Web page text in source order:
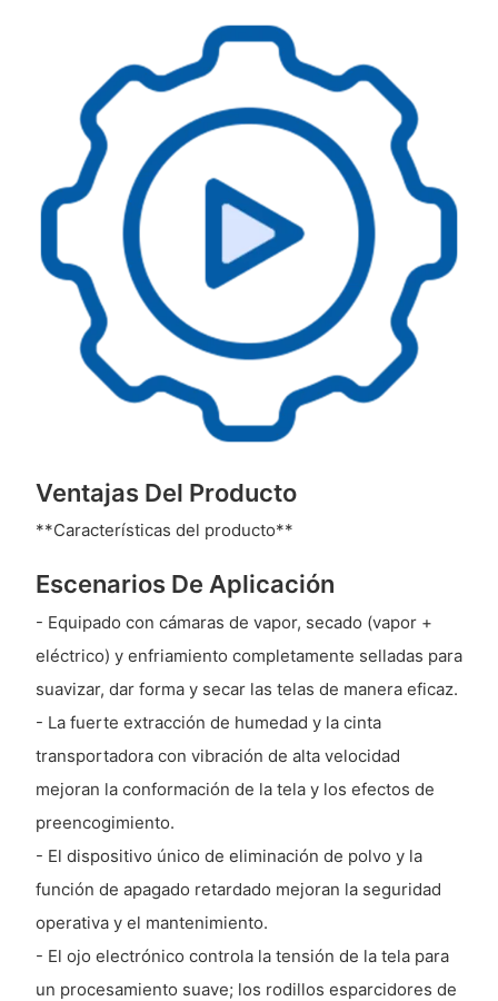
Ventajas Del Producto
**Características del producto**
Escenarios De Aplicación
- Equipado con cámaras de vapor, secado (vapor +
eléctrico) y enfriamiento completamente selladas para
suavizar, dar forma y secar las telas de manera eficaz.
- La fuerte extracción de humedad y la cinta
transportadora con vibración de alta velocidad
mejoran la conformación de la tela y los efectos de
preencogimiento.
- El dispositivo único de eliminación de polvo y la
función de apagado retardado mejoran la seguridad
operativa y el mantenimiento.
- El ojo electrónico controla la tensión de la tela para
un procesamiento suave; los rodillos esparcidores de